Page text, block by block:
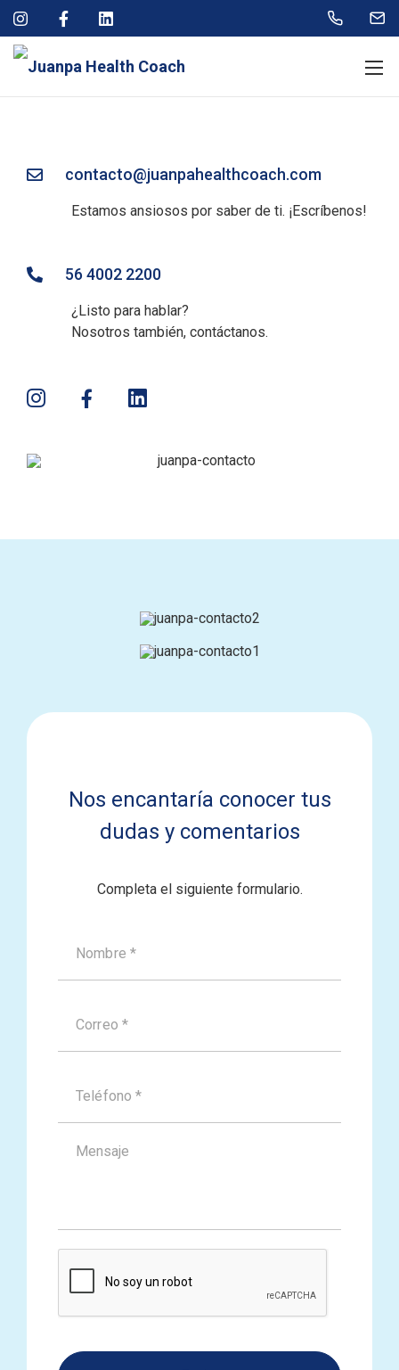
contacto@juanpahealthcoach.com
Estamos ansiosos por saber de ti. ¡Escríbenos!
56 4002 2200
¿Listo para hablar?
Nosotros también, contáctanos.
Nos encantaría conocer tus
dudas y comentarios
Completa el siguiente formulario.